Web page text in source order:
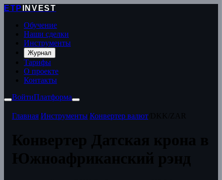
ETP
INVEST
Обучение
Наши сделки
Инструменты
Журнал
Тарифы
О проекте
Контакты
ВойтиПлатформа
Главная Инструменты Конвертер валют